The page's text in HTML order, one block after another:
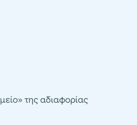
της αδιαφορίας